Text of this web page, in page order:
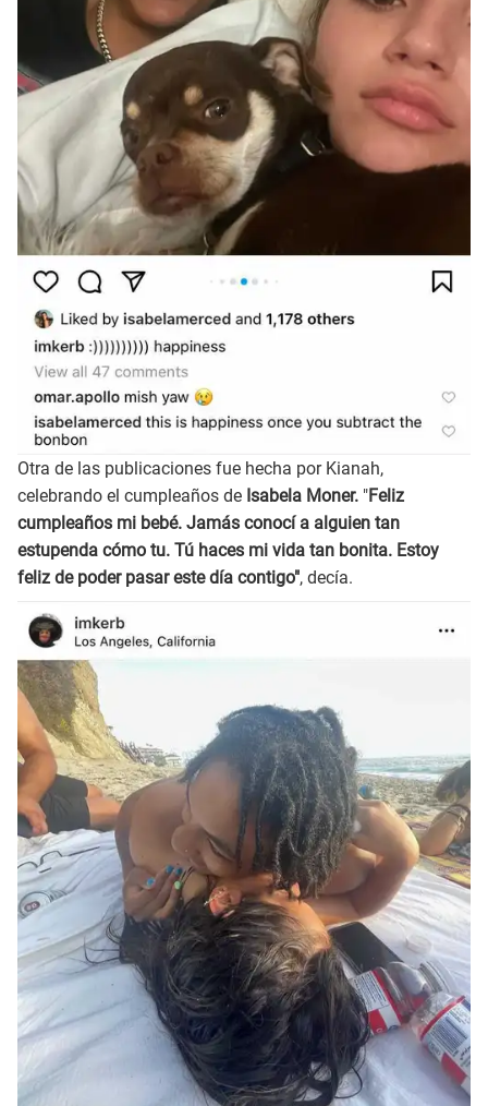
Otra de las publicaciones fue hecha por Kianah,
celebrando el cumpleaños de Isabela Moner. "Feliz
cumpleaños mi bebé. Jamás conocí a alguien tan
estupenda cómo tu. Tú haces mi vida tan bonita. Estoy
feliz de poder pasar este día contigo", decía.